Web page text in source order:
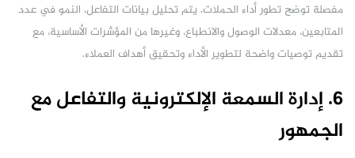
مفصلة توضح تطور أداء الحملات. يتم تحليل بيانات التفاعل، النمو في عدد
المتابعين، معدلات الوصول والانطباع، وغيرها من المؤشرات الأساسية، مع
تقديم توصيات واضحة لتطوير الأداء وتحقيق أهداف العملاء.
6. إدارة السمعة الإلكترونية والتفاعل مع
الجمهور